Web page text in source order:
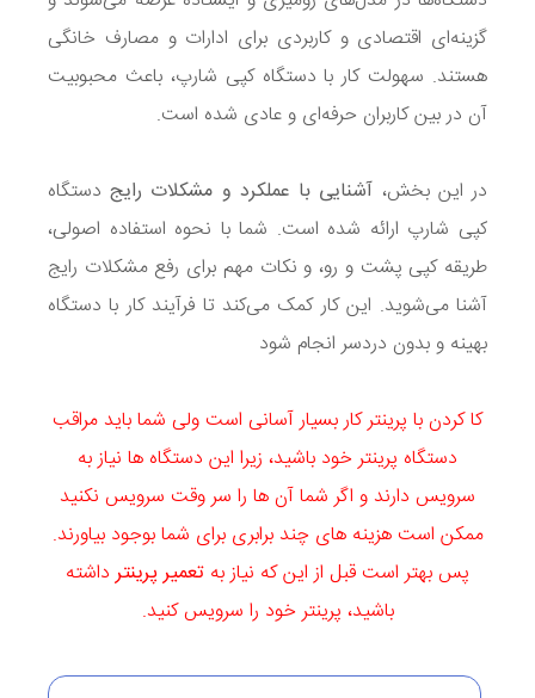
گزینه‌ای اقتصادی و کاربردی برای ادارات و مصارف خانگی
هستند. سهولت کار با دستگاه کپی شارپ، باعث محبوبیت
آن در بین کاربران حرفه‌ای و عادی شده است.
در این بخش، آشنایی با عملکرد و مشکلات رایجدستگاه
کپی شارپ ارائه شده است. شما با نحوه استفاده اصولی،
طریقه کپی پشت و رو، و نکات مهم برای رفع مشکلات رایج
آشنا می‌شوید. این کار کمک می‌کند تا فرآیند کار با دستگاه
بهینه و بدون دردسر انجام شود
کا کردن با پرینتر کار بسیار آسانی است ولی شما باید مراقب
دستگاه پرینتر خود باشید، زیرا این دستگاه ها نیاز به
سرویس دارند و اگر شما آن ها را سر وقت سرویس نکنید
ممکن است هزینه های چند برابری برای شما بوجود بیاورند.
پس بهتر است قبل از این که نیاز به تعمیر پرینترداشته
باشید، پرینتر خود را سرویس کنید.